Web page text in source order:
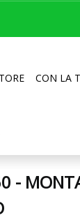
CON LA
-